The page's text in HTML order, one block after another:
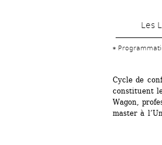
Les
Cycle de
constituent
Wagon,
master à